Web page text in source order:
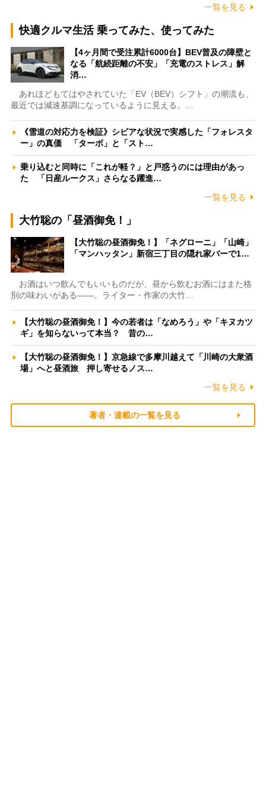
一覧を見る
快適クルマ生活 乗ってみた、使ってみた
【4ヶ月間で受注累計6000台】BEV普及の障壁と
なる「航続距離の不安」「充電のストレス」解
消…
あれほどもてはやされていた「EV（BEV）シフト」の潮流も、
最近では減速基調になっているように見える。…
《雪道の対応力を検証》シビアな状況で実感した「フォレスタ
ー」の真価 「ターボ」と「スト…
乗り込むと同時に「これが軽？」と戸惑うのには理由があっ
た 「日産ルークス」さらなる躍進…
一覧を見る
大竹聡の「昼酒御免！」
【大竹聡の昼酒御免！】「ネグローニ」「山崎」
「マンハッタン」新宿三丁目の隠れ家バーで1…
お酒はいつ飲んでもいいものだが、昼から飲むお酒にはまた格
別の味わいがある――。ライター・作家の大竹…
【大竹聡の昼酒御免！】今の若者は「なめろう」や「キヌカツ
ギ」を知らないって本当？ 昔の…
【大竹聡の昼酒御免！】京急線で多摩川越えて「川崎の大衆酒
場」へと昼酒旅 押し寄せるノス…
一覧を見る
著者・連載の一覧を見る